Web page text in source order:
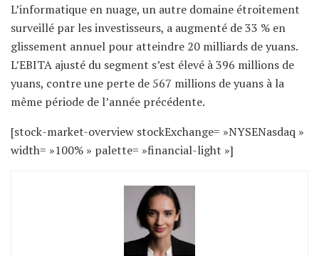
L’informatique en nuage, un autre domaine étroitement
surveillé par les investisseurs, a augmenté de 33 % en
glissement annuel pour atteindre 20 milliards de yuans.
L’EBITA ajusté du segment s’est élevé à 396 millions de
yuans, contre une perte de 567 millions de yuans à la
même période de l’année précédente.
[stock-market-overview stockExchange= »NYSENasdaq »
width= »100% » palette= »financial-light »]